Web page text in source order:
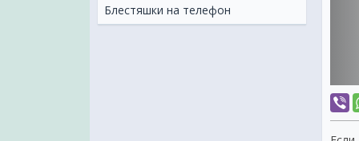
Блестяшки на телефон